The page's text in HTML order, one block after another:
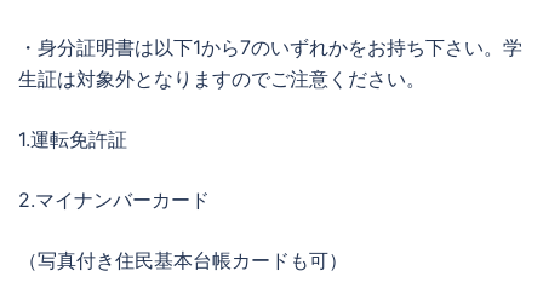
・身分証明書は以下1から7のいずれかをお持ち下さい。学
生証は対象外となりますのでご注意ください。
1.運転免許証
2.マイナンバーカード
（写真付き住民基本台帳カードも可）